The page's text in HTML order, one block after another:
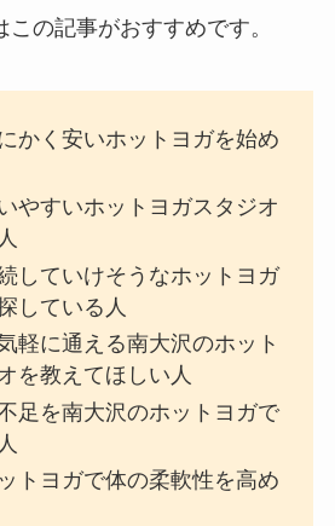
の記事がおすすめです。
かく安いホットヨガを始め
やすいホットヨガスタジオ
していけそうなホットヨガ
している人
軽に通える南大沢のホット
を教えてほしい人
足を南大沢のホットヨガで
トヨガで体の柔軟性を高め